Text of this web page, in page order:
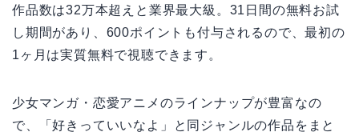
作品数は32万本超えと業界最大級。31日間の無料お試
し期間があり、600ポイントも付与されるので、最初の
1ヶ月は実質無料で視聴できます。
少女マンガ・恋愛アニメのラインナップが豊富なの
で、「好きっていいなよ」と同ジャンルの作品をまと